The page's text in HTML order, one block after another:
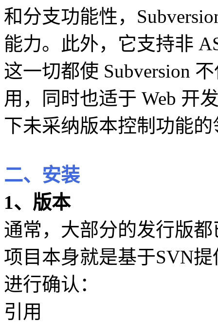
和分支功能性，
能力。此外，它支持非
这一切都使 Subversion
用，同时也适于 Web 开
下未采纳版本控制功能的
二、安装
1、版本
通常，大部分的发行版
项目本身就是基于SVN
进行确认：
引用